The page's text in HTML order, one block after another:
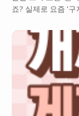
죠? 실제로 요즘 '